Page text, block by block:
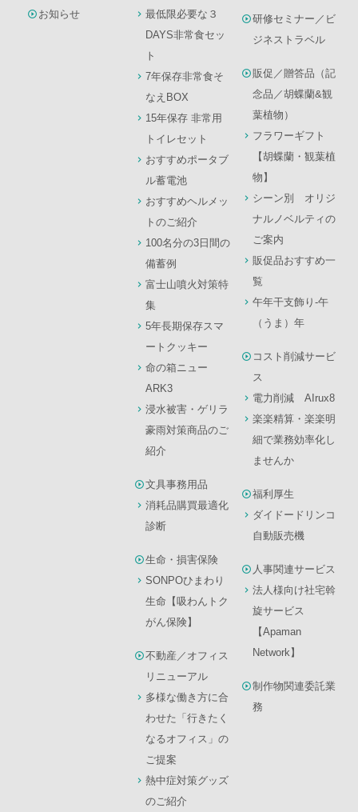
お知らせ
最低限必要な３
DAYS非常食セッ
ト
7年保存非常食そ
なえBOX
15年保存 非常用
トイレセット
おすすめポータブ
ル蓄電池
おすすめヘルメッ
トのご紹介
100名分の3日間の
備蓄例
富士山噴火対策特
集
5年長期保存スマ
ートクッキー
命の箱ニュー
ARK3
浸水被害・ゲリラ
豪雨対策商品のご
紹介
文具事務用品
消耗品購買最適化
診断
生命・損害保険
SONPOひまわり
生命【吸わんトク
がん保険】
不動産／オフィス
リニューアル
多様な働き方に合
わせた「行きたく
なるオフィス」の
ご提案
熱中症対策グッズ
のご紹介
研修セミナー／ビ
ジネストラベル
販促／贈答品（記
念品／胡蝶蘭&観
葉植物）
フラワーギフト
【胡蝶蘭・観葉植
物】
シーン別 オリジ
ナルノベルティの
ご案内
販促品おすすめ一
覧
午年干支飾り-午
（うま）年
コスト削減サービ
ス
電力削減 AIrux8
楽楽精算・楽楽明
細で業務効率化し
ませんか
福利厚生
ダイドードリンコ
自動販売機
人事関連サービス
法人様向け社宅斡
旋サービス
【Apaman
Network】
制作物関連委託業
務